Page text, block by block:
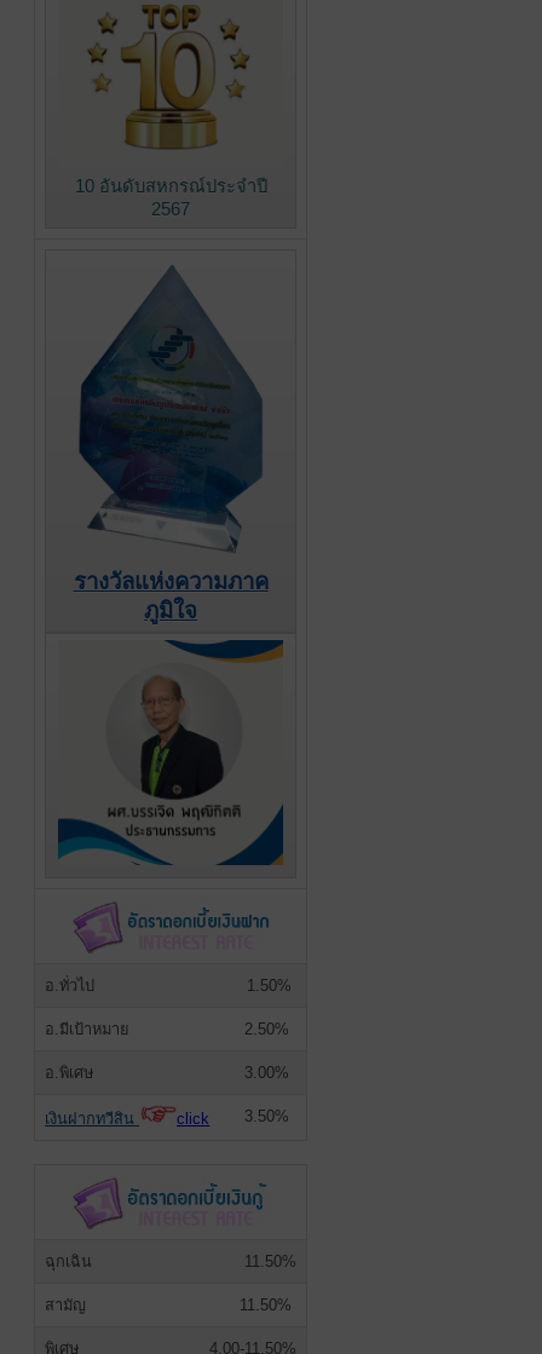
10 อันดับสหกรณ์ประจำปี
2567
รางวัลแห่งความภาค
ภูมิใจ
อ.ทั่วไป 1.50%
อ.มีเป้าหมาย 2.50%
อ.พิเศษ 3.00%
เงินฝากทวีสิน click 3.50%
ฉุกเฉิน 11.50%
สามัญ 11.50%
พิเศษ 4.00-11.50%